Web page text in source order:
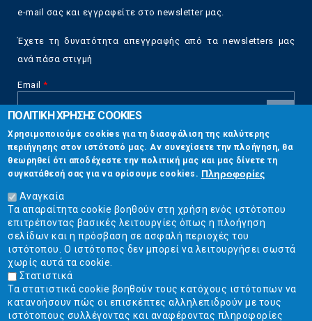
e-mail σας και εγγραφείτε στο newsletter μας.
Έχετε τη δυνατότητα απεγγραφής από τα newsletters μας
ανά πάσα στιγμή
Email *
CAPTCHA
This
question is
for testing
whether or
not you are a
human visitor
and to
prevent
automated
spam
submissions.
5+2
Επικοινωνία
Στουρνάρη 17, Αθήνα 10683
2103304444
info@ekpizo.gr
www.ekpizo.gr
Δευ - Πεμ:10:00 πμ - 2:00 μμ
Σάβ - Κυρ: Κλειστά
ΠΟΛΙΤΙΚΗ ΧΡΗΣΗΣ COOKIES
Χρησιμοποιούμε cookies για τη διασφάλιση της καλύτερης
περιήγησης στον ιστότοπό μας. Αν συνεχίσετε την πλοήγηση, θα
θεωρηθεί ότι αποδέχεστε την πολιτική μας και μας δίνετε τη
συγκατάθεσή σας για να ορίσουμε cookies. Πληροφορίες
Αναγκαία
Τα απαραίτητα cookie βοηθούν στη χρήση ενός ιστότοπου
επιτρέποντας βασικές λειτουργίες όπως η πλοήγηση
σελίδων και η πρόσβαση σε ασφαλή περιοχές του
ιστότοπου. Ο ιστότοπος δεν μπορεί να λειτουργήσει σωστά
χωρίς αυτά τα cookie.
Στατιστικά
Τα στατιστικά cookie βοηθούν τους κατόχους ιστότοπων να
κατανοήσουν πώς οι επισκέπτες αλληλεπιδρούν με τους
ιστότοπους συλλέγοντας και αναφέροντας πληροφορίες